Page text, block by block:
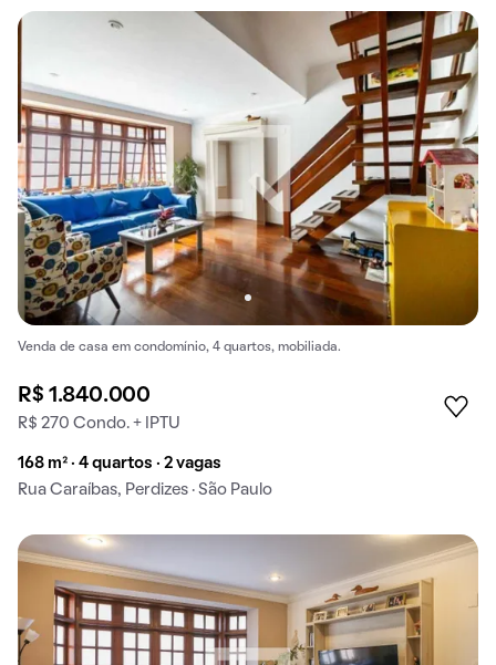
Venda de casa em condomínio, 4 quartos, mobiliada.
R$ 1.840.000
R$ 270 Condo. + IPTU
168 m² · 4 quartos · 2 vagas
Rua Caraíbas, Perdizes · São Paulo